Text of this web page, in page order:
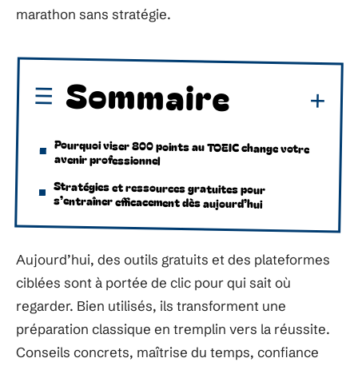
marathon sans stratégie.
Sommaire
Pourquoi viser 800 points au TOEIC change votre
avenir professionnel
Stratégies et ressources gratuites pour
s’entraîner efficacement dès aujourd’hui
Aujourd’hui, des outils gratuits et des plateformes
ciblées sont à portée de clic pour qui sait où
regarder. Bien utilisés, ils transforment une
préparation classique en tremplin vers la réussite.
Conseils concrets, maîtrise du temps, confiance